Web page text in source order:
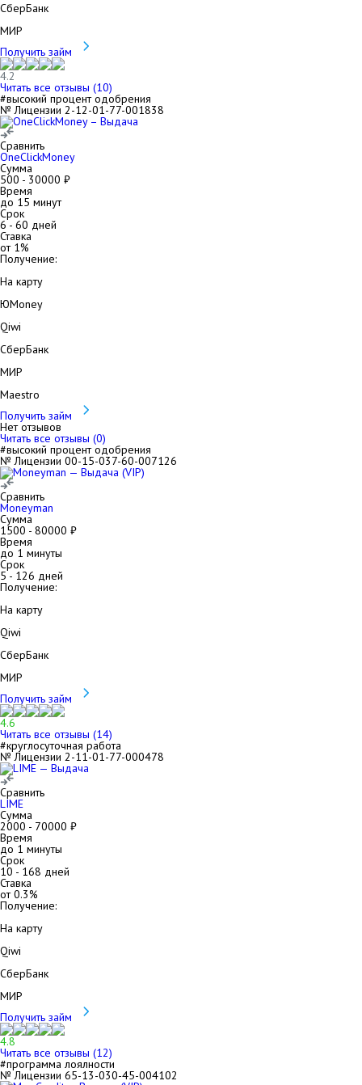
СберБанк
МИР
Получить займ
4.2
Читать все отзывы (10)
#высокий процент одобрения
№ Лицензии 2-12-01-77-001838
Сравнить
OneClickMoney
Сумма
500 - 30000 ₽
Время
до 15 минут
Срок
6- 60 дней
Ставка
от 1%
Получение:
На карту
ЮMoney
Qiwi
СберБанк
МИР
Maestro
Получить займ
Нет отзывов
Читать все отзывы (0)
#высокий процент одобрения
№ Лицензии 00-15-037-60-007126
Сравнить
Moneyman
Сумма
1500 - 80000 ₽
Время
до 1 минуты
Срок
5- 126 дней
Получение:
На карту
Qiwi
СберБанк
МИР
Получить займ
4.6
Читать все отзывы (14)
#круглосуточная работа
№ Лицензии 2-11-01-77-000478
Сравнить
LIME
Сумма
2000 - 70000 ₽
Время
до 1 минуты
Срок
10 - 168 дней
Ставка
от0.3%
Получение:
На карту
Qiwi
СберБанк
МИР
Получить займ
4.8
Читать все отзывы (12)
#программа лоялности
№ Лицензии 65-13-030-45-004102